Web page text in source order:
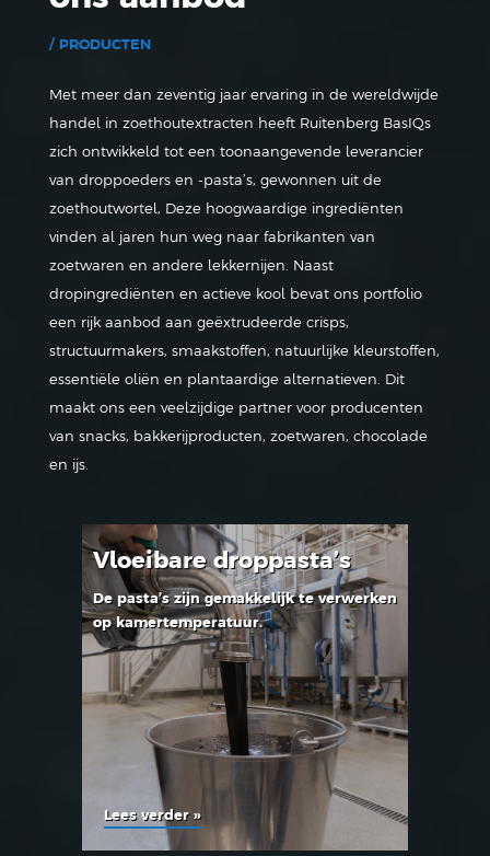
/ PRODUCTEN
Met meer dan zeventig jaar ervaring in de wereldwijde
handel in zoethoutextracten heeft Ruitenberg BasIQs
zich ontwikkeld tot een toonaangevende leverancier
van droppoeders en -pasta’s, gewonnen uit de
zoethoutwortel, Deze hoogwaardige ingrediënten
vinden al jaren hun weg naar fabrikanten van
zoetwaren en andere lekkernijen. Naast
dropingrediënten en actieve kool bevat ons portfolio
een rijk aanbod aan geëxtrudeerde crisps,
structuurmakers, smaakstoffen, natuurlijke kleurstoffen,
essentiële oliën en plantaardige alternatieven. Dit
maakt ons een veelzijdige partner voor producenten
van snacks, bakkerijproducten, zoetwaren, chocolade
en ijs.
Vloeibare droppasta’s
De pasta’s zijn gemakkelijk te verwerken
op kamertemperatuur.
Lees verder »